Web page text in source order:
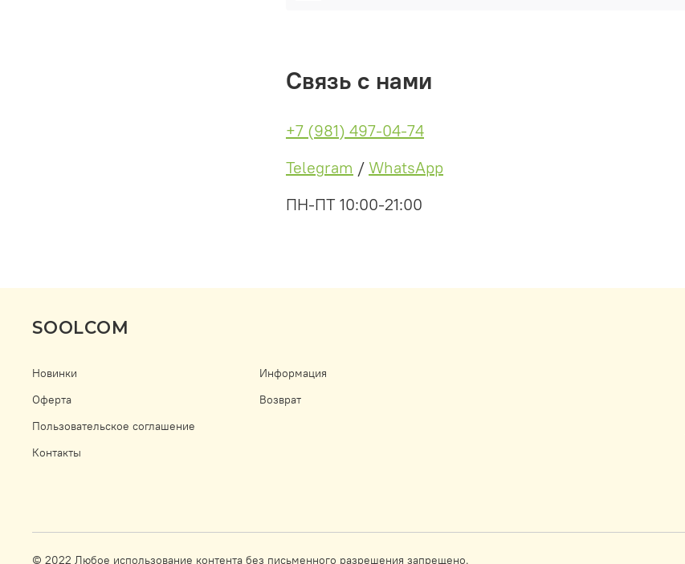
Связь с нами
+7 (981) 497-04-74
Telegram / WhatsApp
ПН-ПТ 10:00-21:00
SOOLCOM
Новинки
Оферта
Пользовательское соглашение
Контакты
Информация
Возврат
© 2022 Любое использование контента без письменного разрешения запрещено.